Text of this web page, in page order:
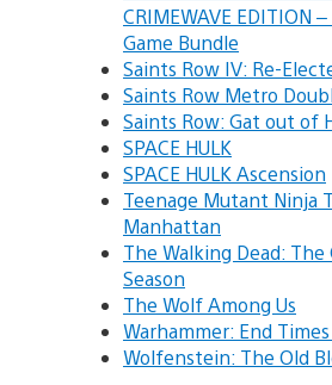
CRIMEWAVE EDITION –
Game Bundle
Saints Row IV: Re-
Saints Row Metro
Saints Row: Gat out of
SPACE HULK
SPACE HULK Ascension
Teenage Mutant Ninja
Manhattan
The Walking Dead:
Season
The Wolf Among Us
Warhammer: End
Wolfenstein: The Old